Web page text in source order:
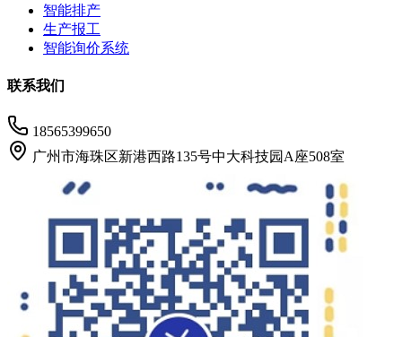
智能排产
生产报工
智能询价系统
联系我们
18565399650
广州市海珠区新港西路135号中大科技园A座508室